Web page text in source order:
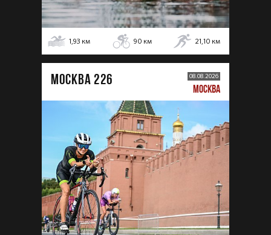
1,93 км 90 км 21,10 км
МОСКВА 226 08.08.2026
МОСКВА